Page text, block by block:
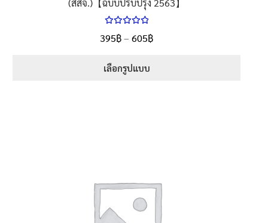
(สสจ.)【ฉบับปรับปรุง 2563】
5.00
ตั้งแต่
395฿– 605฿Price
เลือกรูปแบบ
may
be